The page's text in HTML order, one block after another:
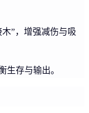
”，增强减伤与吸
生存与输出。